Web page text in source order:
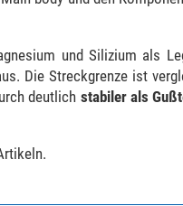
und Silizium als
Die Streckgrenze ist
deutlich stabiler als